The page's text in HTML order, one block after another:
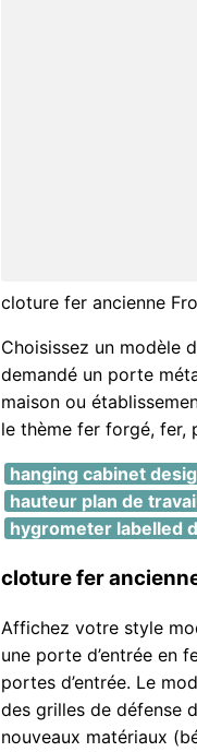
cloture fer ancienne
Choisissez un modèle
demandé un porte
maison ou
le thème fer forgé, fer,
hanging cabinet
hauteur plan de
hygrometer labelled
cloture fer
Affichez votre style
une porte d’entrée en
portes d’entrée. Le
des grilles de défense
nouveaux matériaux